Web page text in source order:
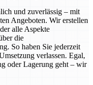
und zuverlässig – mit
Angeboten. Wir erstellen
alle Aspekte
die
So haben Sie jederzeit
verlassen. Egal,
oder Lagerung geht – wir